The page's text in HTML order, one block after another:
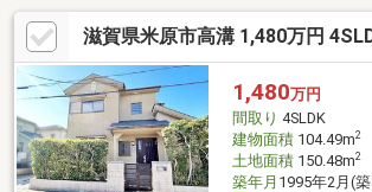
オーブン付バスルーム：TOTO「シンラ」アイソ
ク有・各所にハニカムブラインド採用ライフライ
井戸水も利用可能【周辺環境】徒歩すぐにコンビ
均内蔵スーパー有車で約15・30分イオン・コス
内科、小児科、皮膚科、整形外科の総合病院冬に
伊吹でウインタースポーツを
滋賀県米原市高溝 1,480万円
1,480万円
間取り 4SLDK
建物面積104.49m2
土地面積150.48m2
築年月 1995年2月(